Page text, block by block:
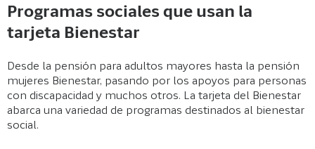
Programas sociales que usan la
tarjeta Bienestar
Desde la pensión para adultos mayores hasta la pensión
mujeres Bienestar, pasando por los apoyos para personas
con discapacidad y muchos otros. La tarjeta del Bienestar
abarca una variedad de programas destinados al bienestar
social.